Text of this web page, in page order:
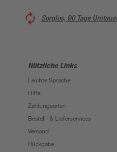
Sorglos, 90 Tage
Nützliche Links
Leichte Sprache
Hilfe
Zahlungsarten
Bestell- & Lieferservices
Versand
Rückgabe